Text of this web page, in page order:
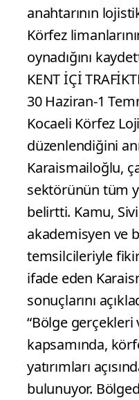
anahtarının
Körfez
oynadığını
KENT İÇİ
30 Haziran-1
Kocaeli Körfez
düzenlendiğini
Karaismailoğlu,
sektörünün tüm
belirtti. Kamu,
akademisyen ve
temsilcileriyle fikir
ifade eden
sonuçlarını
“Bölge
kapsamında,
yatırımları
bulunuyor.